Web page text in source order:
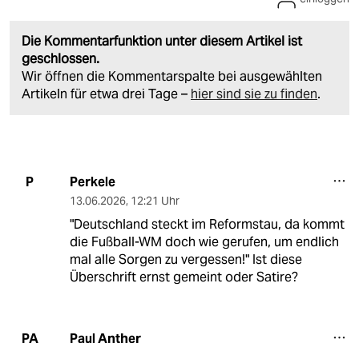
Die Kommentarfunktion unter diesem Artikel ist
geschlossen.
Wir öffnen die Kommentarspalte bei ausgewählten
Artikeln für etwa drei Tage – hier sind sie zu finden.
P Perkele
13.06.2026, 12:21 Uhr
"Deutschland steckt im Reformstau, da kommt
die Fußball-WM doch wie gerufen, um endlich
mal alle Sorgen zu vergessen!" Ist diese
Überschrift ernst gemeint oder Satire?
PA Paul Anther